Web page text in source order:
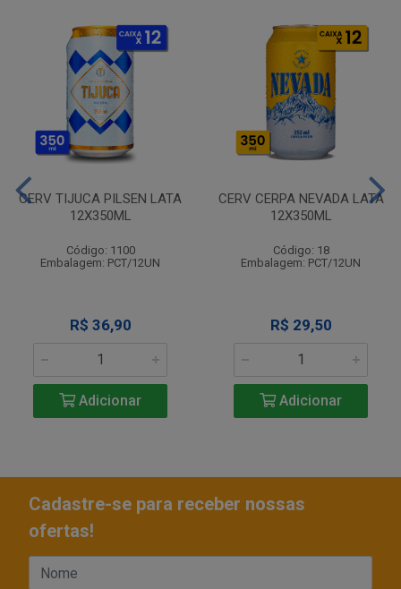
CERV TIJUCA PILSEN LATA
12X350ML
Código: 1100
Embalagem: PCT/12UN
R$ 36,90
Adicionar
CERV CERPA NEVADA LATA
12X350ML
Código: 18
Embalagem: PCT/12UN
R$ 29,50
Adicionar
Cadastre-se para receber nossas
ofertas!